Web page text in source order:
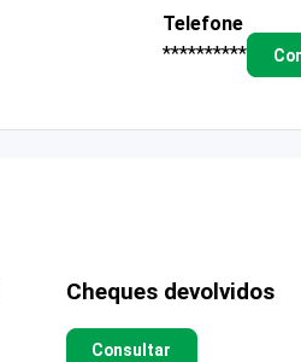
Telefone
**********
Cheques devolvidos
Consultar